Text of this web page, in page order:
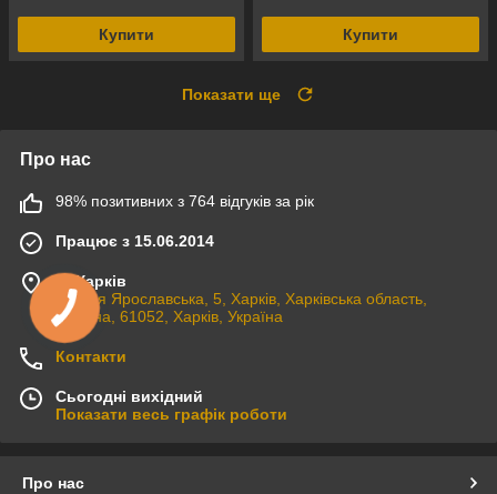
Купити Купити
Показати ще
Про нас
98% позитивних з 764 відгуків за рік
Працює з 15.06.2014
м. Харків
вулиця Ярославська, 5, Харків, Харківська область,
Україна, 61052, Харків, Україна
Контакти
Сьогодні вихідний
Показати весь графік роботи
Про нас